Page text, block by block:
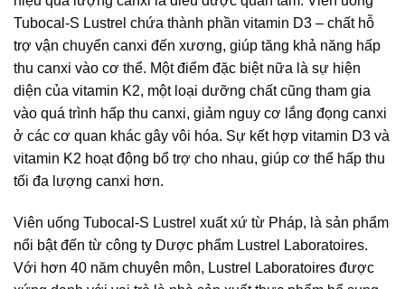
Tubocal-S Lustrel chứa thành phần vitamin D3 – chất hỗ
trợ vận chuyển canxi đến xương, giúp tăng khả năng hấp
thu canxi vào cơ thể. Một điểm đặc biệt nữa là sự hiện
diện của vitamin K2, một loại dưỡng chất cũng tham gia
vào quá trình hấp thu canxi, giảm nguy cơ lắng đọng canxi
ở các cơ quan khác gây vôi hóa. Sự kết hợp vitamin D3 và
vitamin K2 hoạt động bổ trợ cho nhau, giúp cơ thể hấp thu
tối đa lượng canxi hơn.
Viên uống Tubocal-S Lustrel xuất xứ từ Pháp, là sản phẩm
nổi bật đến từ công ty Dược phẩm Lustrel Laboratoires.
Với hơn 40 năm chuyên môn, Lustrel Laboratoires được